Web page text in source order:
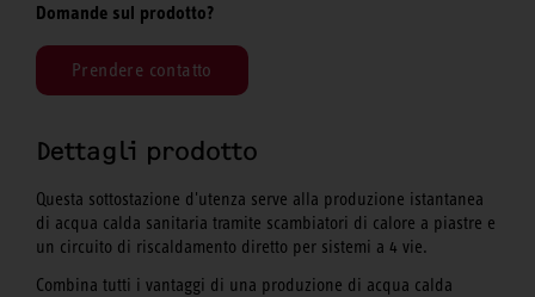
Domande sul prodotto?
Prendere contatto
Dettagli prodotto
Questa sottostazione d'utenza serve alla produzione istantanea
di acqua calda sanitaria tramite scambiatori di calore a piastre e
un circuito di riscaldamento diretto per sistemi a 4 vie.
Combina tutti i vantaggi di una produzione di acqua calda